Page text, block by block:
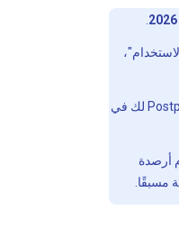
قد لا تتأثر الحسابات التي تم إنشاؤها بعد تاريخ السريان على الفور، إذ قد يتم تعيين حساب Postpay لك في
أرصدة